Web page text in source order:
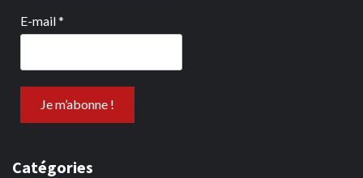
E-mail*
Catégories